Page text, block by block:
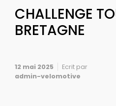
CHALLENGE
BRETAGNE
12 mai 2025
Ecrit par
admin-velomotive